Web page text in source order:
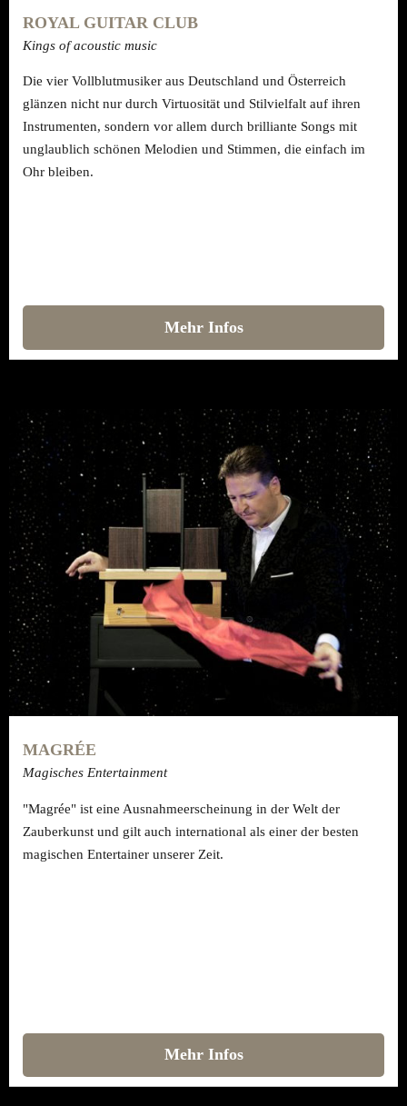
ROYAL GUITAR CLUB
Kings of acoustic music
Die vier Vollblutmusiker aus Deutschland und Österreich
glänzen nicht nur durch Virtuosität und Stilvielfalt auf ihren
Instrumenten, sondern vor allem durch brilliante Songs mit
unglaublich schönen Melodien und Stimmen, die einfach im
Ohr bleiben.
Mehr Infos
MAGRÉE
Magisches Entertainment
"Magrée" ist eine Ausnahmeerscheinung in der Welt der
Zauberkunst und gilt auch international als einer der besten
magischen Entertainer unserer Zeit.
Mehr Infos